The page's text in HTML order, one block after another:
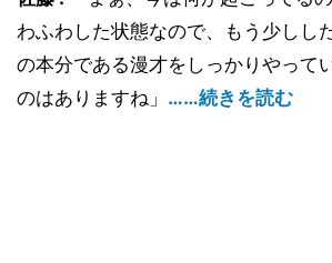
わふわした状態なので、もう少しし
の本分である漫才をしっかりやって
のはありますね」 ……続きを読む